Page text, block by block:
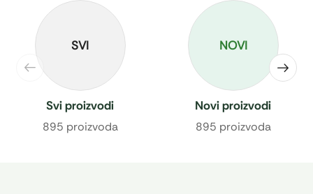
SVI
Svi proizvodi
895 proizvoda
NOVI
Novi proizvodi
895 proizvoda